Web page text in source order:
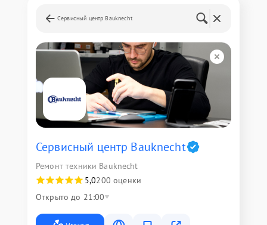
Сервисный центр Bauknecht
Сервисный центр Bauknecht
Ремонт техники Bauknecht
5,0200 оценки
Открыто до 21:00